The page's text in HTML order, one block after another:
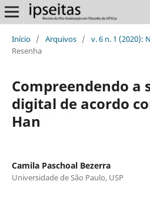
Início / Arquivos / v. 6 n. 1 (2020):
Resenha
Compreendendo a
digital de acordo
Han
Camila Paschoal Bezerra
Universidade de São Paulo, USP